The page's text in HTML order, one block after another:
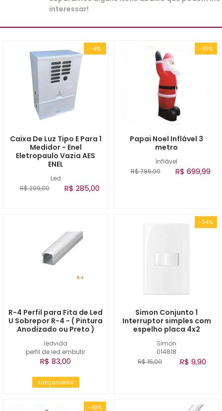
interessar!
-4%
Led
Caixa De Luz Tipo E Para 1
Medidor - Enel
Eletropaulo Vazia AES
ENEL
R$ 299,00 R$ 285,00
-10%
Inflável
Papai Noel Inflável 3
metro
R$ 785,00 R$ 699,99
ledvida
perfil de led embutir
R-4 Perfil para Fita de Led
U Sobrepor R-4 - ( Pintura
Anodizado ou Preto )
R$ 83,00
Lançamento
-34%
Simon
014818
Simon Conjunto 1
Interruptor simples com
espelho placa 4x2
R$ 15,00 R$ 9,90
-49%